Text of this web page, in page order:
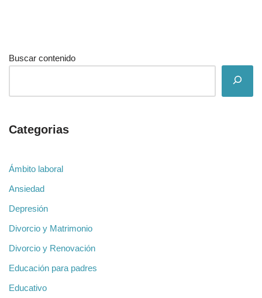
Buscar contenido
Categorias
Ámbito laboral
Ansiedad
Depresión
Divorcio y Matrimonio
Divorcio y Renovación
Educación para padres
Educativo